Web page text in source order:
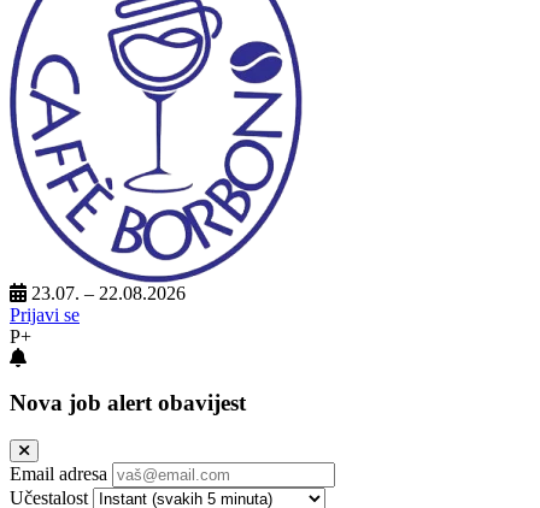
23.07. – 22.08.2026
Prijavi se
P+
Nova job alert obavijest
Email adresa
Učestalost